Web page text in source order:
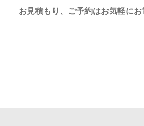
お見積もり、ご予約はお気軽にお